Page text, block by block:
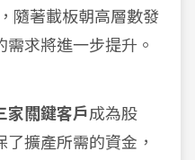
隨著載板朝高層數發
求將進一步提升。
家關鍵客戶成為股
擴產所需的資金，